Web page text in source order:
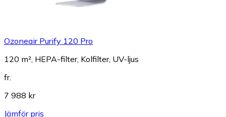
Ozoneair Purify 120 Pro
120 m², HEPA-filter, Kolfilter, UV-ljus
fr.
7 988 kr
Jämför pris